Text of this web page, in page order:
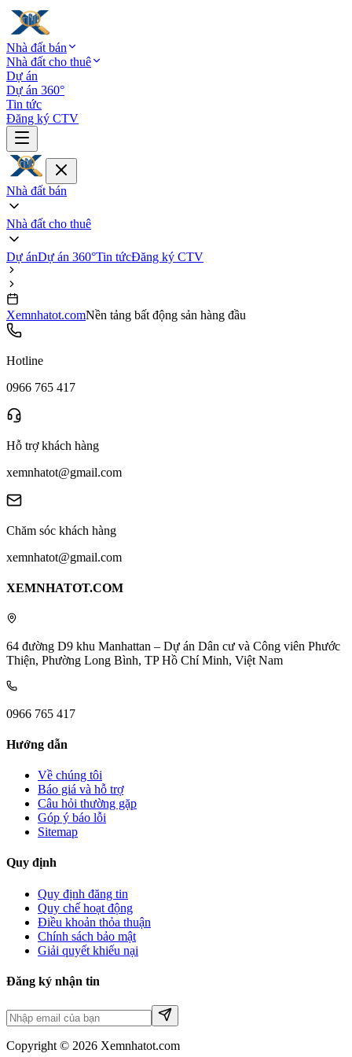
Nhà đất bán
Nhà đất cho thuê
Dự án
Dự án 360°
Tin tức
Đăng ký CTV
Nhà đất bán
Nhà đất cho thuê
Dự ánDự án 360°Tin tứcĐăng ký CTV
Xemnhatot.comNền tảng bất động sản hàng đầu
Hotline
0966 765 417
Hỗ trợ khách hàng
xemnhatot@gmail.com
Chăm sóc khách hàng
xemnhatot@gmail.com
XEMNHATOT.COM
64 đường D9 khu Manhattan – Dự án Dân cư và Công viên Phước
Thiện, Phường Long Bình, TP Hồ Chí Minh, Việt Nam
0966 765 417
Hướng dẫn
Về chúng tôi
Báo giá và hỗ trợ
Câu hỏi thường gặp
Góp ý báo lỗi
Sitemap
Quy định
Quy định đăng tin
Quy chế hoạt động
Điều khoản thỏa thuận
Chính sách bảo mật
Giải quyết khiếu nại
Đăng ký nhận tin
Copyright © 2026 Xemnhatot.com